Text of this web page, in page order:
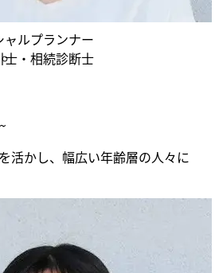
ャルプランナー
士
相続診断士
活かし、幅広い年齢層の人々に